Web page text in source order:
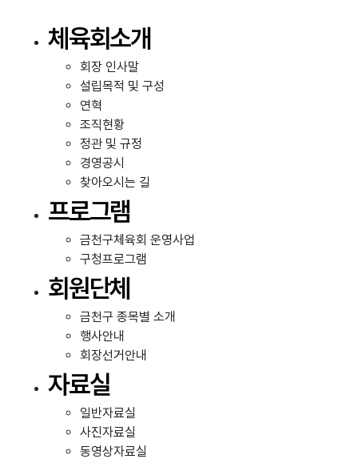
체육회소개
회장 인사말
설립목적 및 구성
연혁
조직현황
정관 및 규정
경영공시
찾아오시는 길
프로그램
금천구체육회 운영사업
구청프로그램
회원단체
금천구 종목별 소개
행사안내
회장선거안내
자료실
일반자료실
사진자료실
동영상자료실